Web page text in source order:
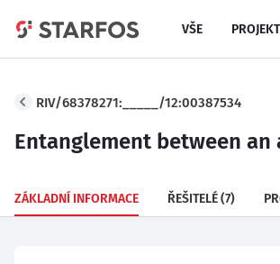
VŠE
RIV/68378271:_____/12:00387534
Entanglement between
ZÁKLADNÍ INFORMACE ŘEŠITELÉ(7)